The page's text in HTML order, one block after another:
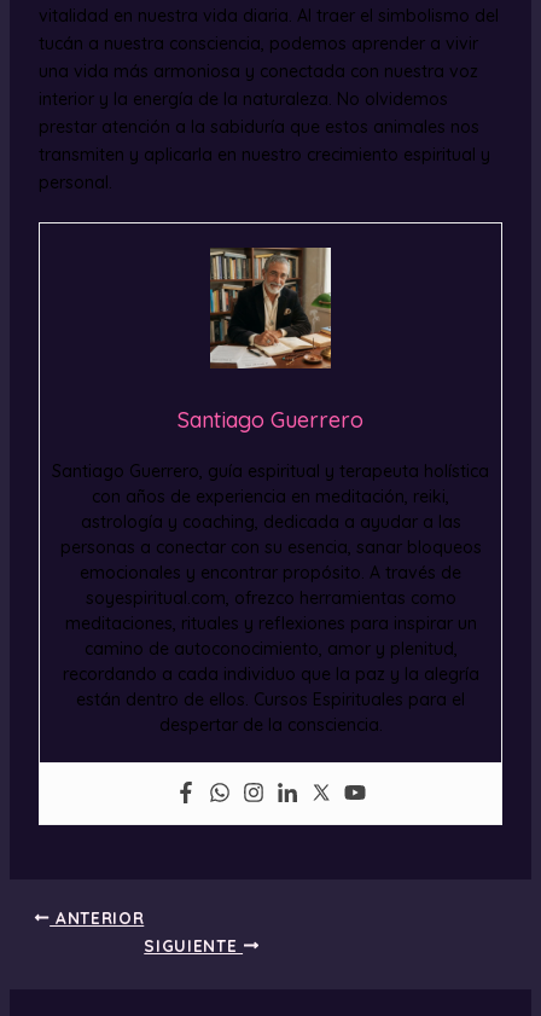
vitalidad en nuestra vida diaria. Al traer el simbolismo del
tucán a nuestra consciencia, podemos aprender a vivir
una vida más armoniosa y conectada con nuestra voz
interior y la energía de la naturaleza. No olvidemos
prestar atención a la sabiduría que estos animales nos
transmiten y aplicarla en nuestro crecimiento espiritual y
personal.
Santiago Guerrero
Santiago Guerrero, guía espiritual y terapeuta holística
con años de experiencia en meditación, reiki,
astrología y coaching, dedicada a ayudar a las
personas a conectar con su esencia, sanar bloqueos
emocionales y encontrar propósito. A través de
soyespiritual.com, ofrezco herramientas como
meditaciones, rituales y reflexiones para inspirar un
camino de autoconocimiento, amor y plenitud,
recordando a cada individuo que la paz y la alegría
están dentro de ellos. Cursos Espirituales para el
despertar de la consciencia.
ANTERIOR
SIGUIENTE